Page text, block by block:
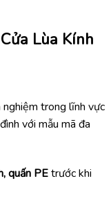
Lùa Kính
trong lĩnh vực
với mẫu mã đa
quấn PEtrước khi